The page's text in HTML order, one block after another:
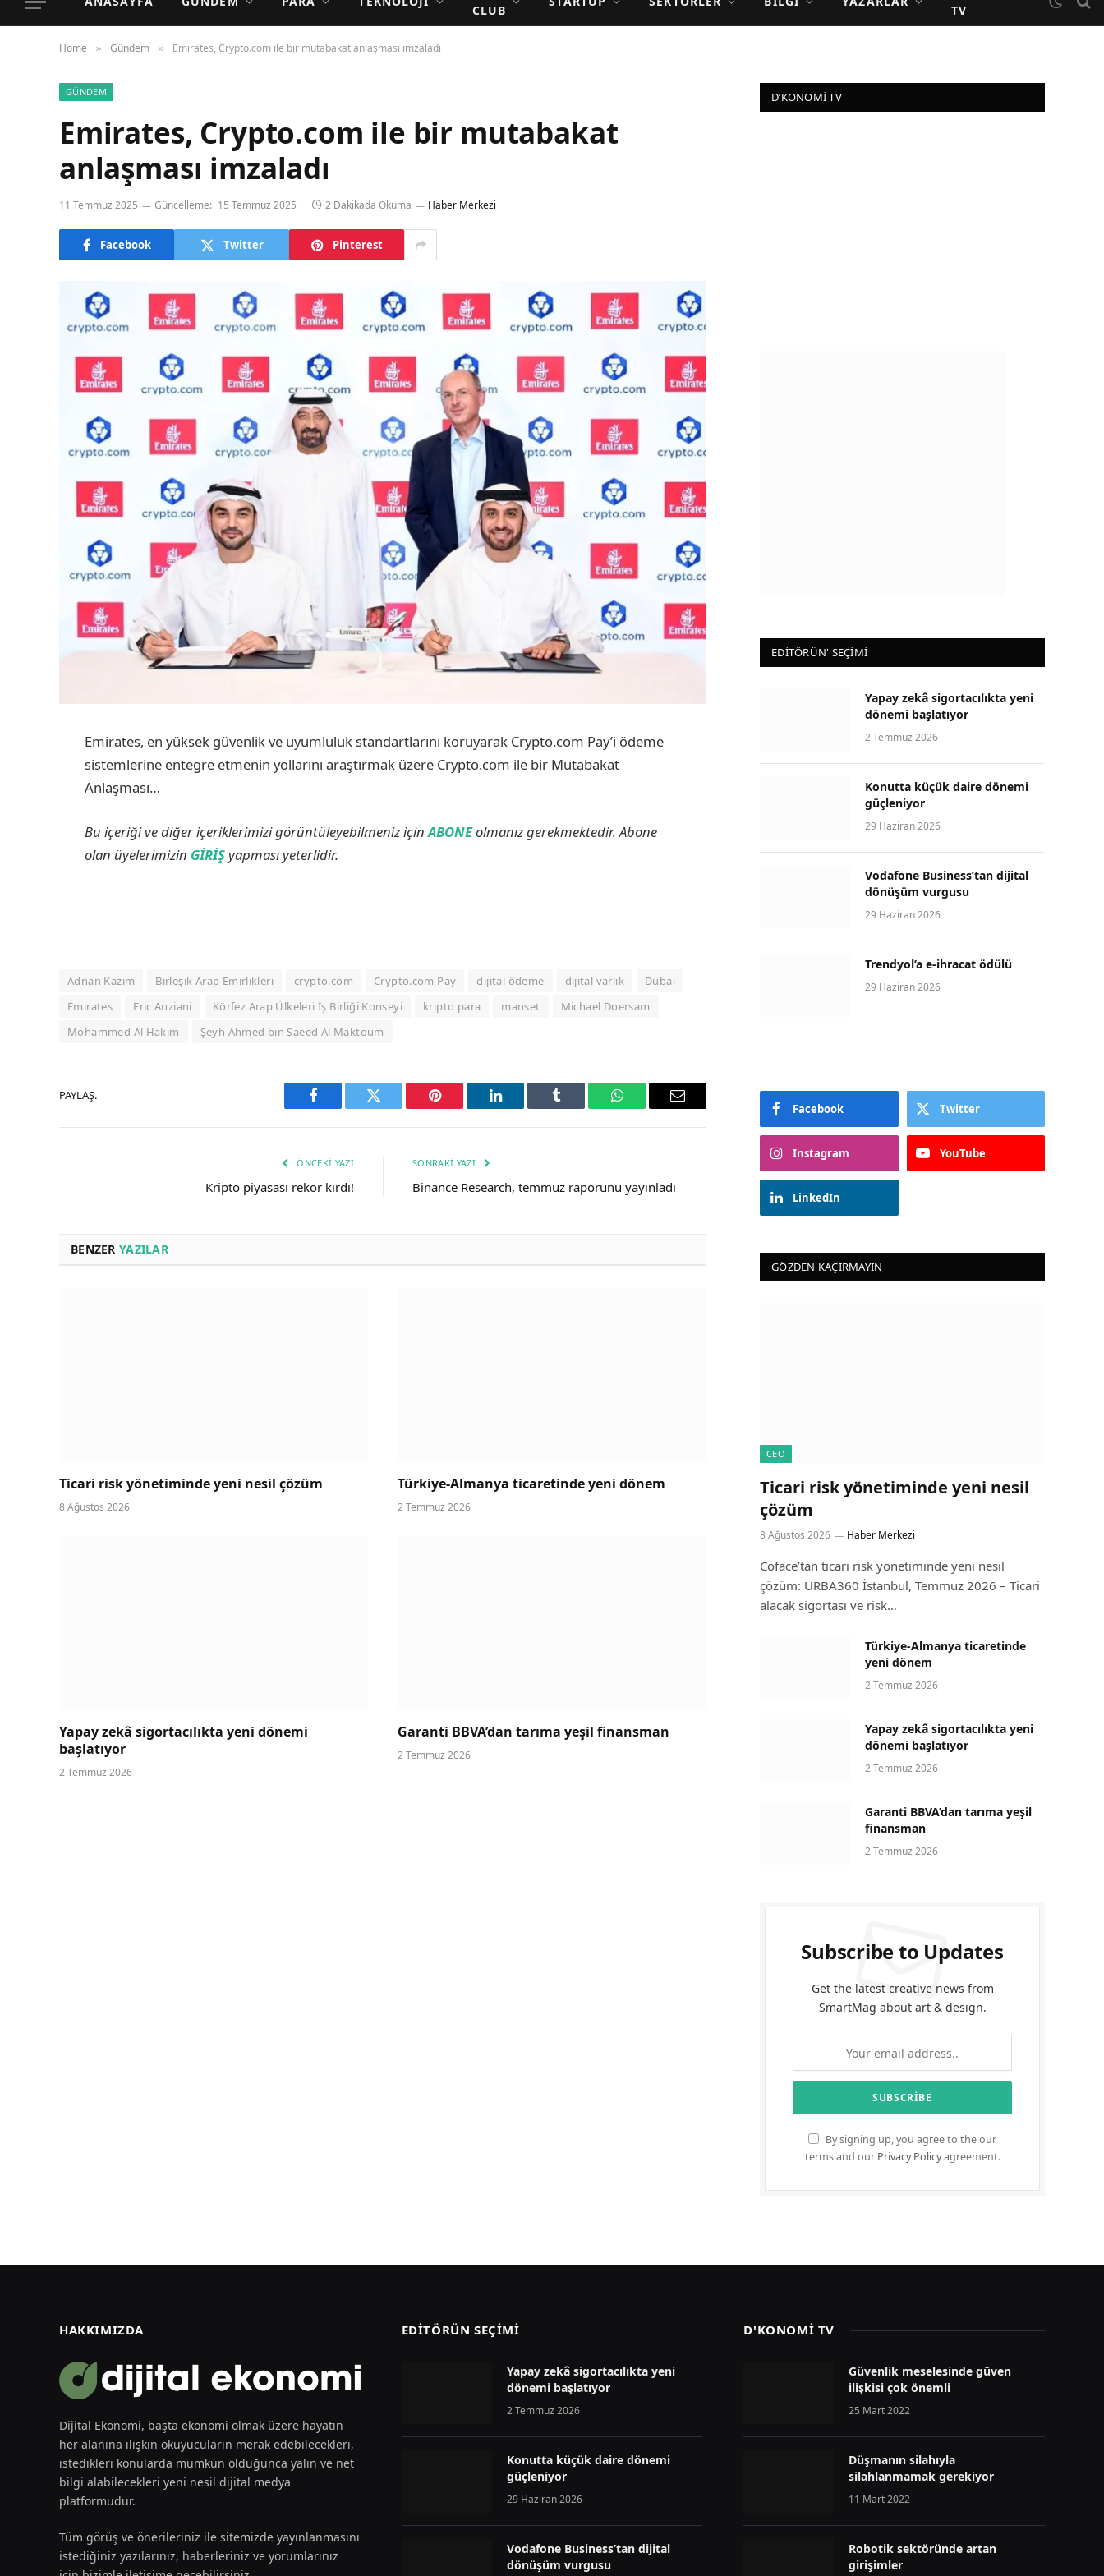
CLUB TV
Home » Gündem » Emirates, Crypto.com ile bir mutabakat anlaşması imzaladı
GÜNDEM
Emirates, Crypto.com ile bir mutabakat
anlaşması imzaladı
11 Temmuz 2025 Güncelleme: 15 Temmuz 2025 2 Dakikada Okuma Haber Merkezi
Facebook Twitter Pinterest
Emirates, en yüksek güvenlik ve uyumluluk standartlarını koruyarak Crypto.com Pay’i ödeme
sistemlerine entegre etmenin yollarını araştırmak üzere Crypto.com ile bir Mutabakat
Anlaşması…
Bu içeriği ve diğer içeriklerimizi görüntüleyebilmeniz içinABONEolmanız gerekmektedir. Abone
olan üyelerimizin GİRİŞyapması yeterlidir.
Adnan Kazım Birleşik Arap Emirlikleri crypto.com Crypto.com Pay dijital ödeme dijital varlık
Dubai
Emirates
Eric Anziani Körfez Arap Ülkeleri İş Birliği Konseyi kripto para manset
Michael Doersam
Mohammed Al Hakim
Şeyh Ahmed bin Saeed Al Maktoum
PAYLAŞ.
Facebook Twitter Pinterest LinkedIn Tumblr WhatsAppEmail
ÖNCEKI YAZI
Kripto piyasası rekor kırdı!
SONRAKI YAZI
Binance Research, temmuz raporunu yayınladı
BENZER YAZILAR
Ticari risk yönetiminde yeni nesil çözüm
8 Ağustos 2026
Türkiye-Almanya ticaretinde yeni dönem
2 Temmuz 2026
Yapay zekâ sigortacılıkta yeni dönemi
başlatıyor
2 Temmuz 2026
Garanti BBVA’dan tarıma yeşil finansman
2 Temmuz 2026
D’KONOMI TV
EDİTÖRÜN' SEÇİMİ
Yapay zekâ sigortacılıkta yeni
dönemi başlatıyor
2 Temmuz 2026
Konutta küçük daire dönemi
güçleniyor
29 Haziran 2026
Vodafone Business’tan dijital
dönüşüm vurgusu
29 Haziran 2026
Trendyol’a e-ihracat ödülü
29 Haziran 2026
Facebook Twitter
Instagram YouTube
LinkedIn
GÖZDEN KAÇIRMAYIN
CEO
Ticari risk yönetiminde yeni nesil
çözüm
8 Ağustos 2026 Haber Merkezi
Coface’tan ticari risk yönetiminde yeni nesil
çözüm: URBA360 İstanbul, Temmuz 2026 – Ticari
alacak sigortası ve risk…
Türkiye-Almanya ticaretinde
yeni dönem
2 Temmuz 2026
Yapay zekâ sigortacılıkta yeni
dönemi başlatıyor
2 Temmuz 2026
Garanti BBVA’dan tarıma yeşil
finansman
2 Temmuz 2026
Subscribe to Updates
Get the latest creative news from
SmartMag about art & design.
By signing up, you agree to the our
terms and our Privacy Policyagreement.
HAKKIMIZDA
Dijital Ekonomi, başta ekonomi olmak üzere hayatın
her alanına ilişkin okuyucuların merak edebilecekleri,
istedikleri konularda mümkün olduğunca yalın ve net
bilgi alabilecekleri yeni nesil dijital medya
platformudur.
Tüm görüş ve önerileriniz ile sitemizde yayınlanmasını
istediğiniz yazılarınız, haberleriniz ve yorumlarınız
EDİTÖRÜN SEÇİMİ
Yapay zekâ sigortacılıkta yeni
dönemi başlatıyor
2 Temmuz 2026
Konutta küçük daire dönemi
güçleniyor
29 Haziran 2026
Vodafone Business’tan dijital
dönüşüm vurgusu
D'KONOMİ TV
Güvenlik meselesinde güven
ilişkisi çok önemli
25 Mart 2022
Düşmanın silahıyla
silahlanmamak gerekiyor
11 Mart 2022
Robotik sektöründe artan
girişimler